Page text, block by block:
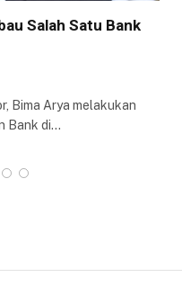
Salah Satu Bank
Bima Arya melakukan
Bank di…